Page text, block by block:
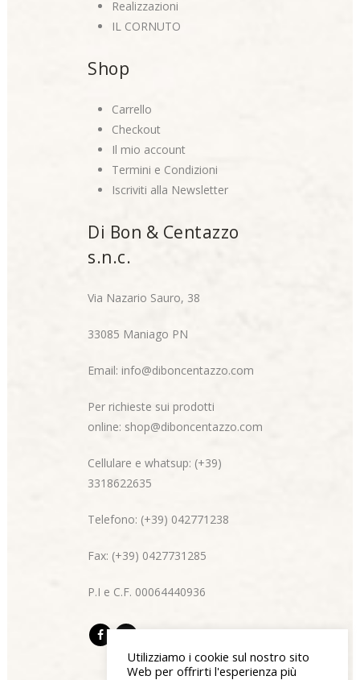
Realizzazioni
IL CORNUTO
Shop
Carrello
Checkout
Il mio account
Termini e Condizioni
Iscriviti alla Newsletter
Di Bon & Centazzo
s.n.c.
Via Nazario Sauro, 38
33085 Maniago PN
Email: info@diboncentazzo.com
Per richieste sui prodotti
online: shop@diboncentazzo.com
Cellulare e whatsup: (+39)
3318622635
Telefono: (+39) 042771238
Fax: (+39) 0427731285
P.I e C.F. 00064440936
Utilizziamo i cookie sul nostro sito
Web per offrirti l'esperienza più